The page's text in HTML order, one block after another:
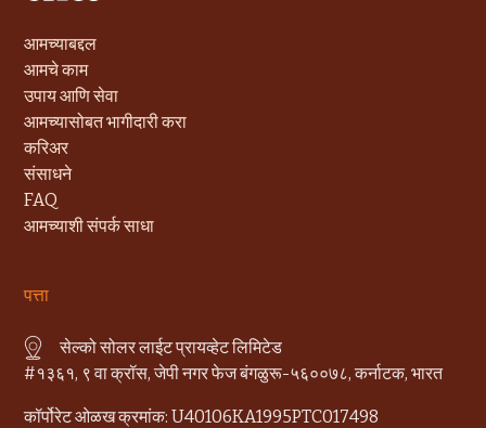
आमच्याबद्दल
आमचे काम
उपाय आणि सेवा
आमच्यासोबत भागीदारी करा
करिअर
संसाधने
FAQ
आमच्याशी संपर्क साधा
पत्ता
सेल्को सोलर लाईट प्रायव्हेट लिमिटेड
#१३६१, ९ वा क्रॉस, जेपी नगर फेज बंगळुरू-५६००७८, कर्नाटक, भारत
कॉर्पोरेट ओळख क्रमांक: U40106KA1995PTC017498